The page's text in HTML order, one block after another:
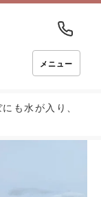
メニュー
も水が入り、